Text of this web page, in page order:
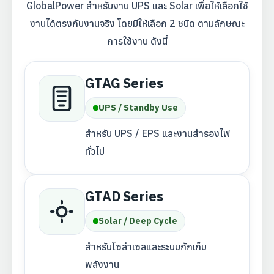
GlobalPower สำหรับงาน UPS และ Solar เพื่อให้เลือกใช้
งานได้ตรงกับงานจริง โดยมีให้เลือก 2 ชนิด ตามลักษณะ
การใช้งาน ดังนี้
GTAG Series
UPS / Standby Use
สำหรับ UPS / EPS และงานสำรองไฟ
ทั่วไป
GTAD Series
Solar / Deep Cycle
สำหรับโซล่าเซลและระบบกักเก็บ
พลังงาน